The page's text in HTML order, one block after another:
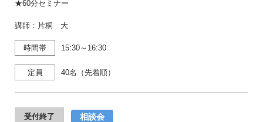
★60分セミナー
講師：片桐 大
時間帯 15:30～16:30
定員 40名（先着順）
受付終了 相談会